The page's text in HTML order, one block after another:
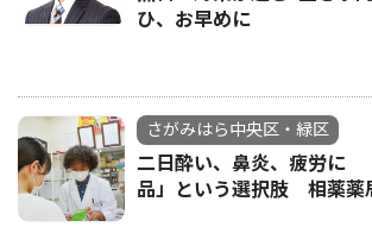
ひ、お早めに
さがみはら中央区・緑区
二日酔い、鼻炎、疲労に
品」という選択肢 相薬薬